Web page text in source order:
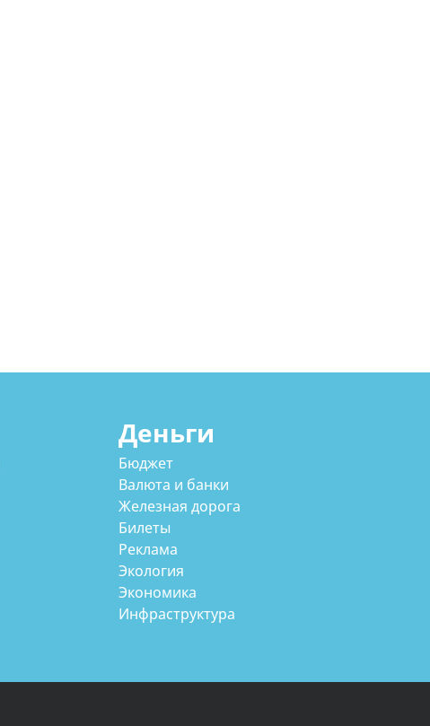
Деньги
Бюджет
Валюта и банки
Железная дорога
Билеты
Реклама
Экология
Экономика
Инфраструктура